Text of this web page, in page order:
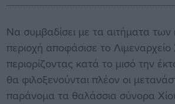
Να συμβαδίσει με τα αιτήματα των
περιοχή αποφάσισε το Λιμεναρχείο
περιορίζοντας κατά το μισό την
θα φιλοξενούνται πλέον οι
παράνομα τα θαλάσσια σύνορα